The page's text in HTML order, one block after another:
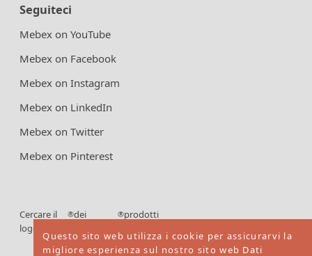
Seguiteci
Mebex on YouTube
Mebex on Facebook
Mebex on Instagram
Mebex on LinkedIn
Mebex on Twitter
Mebex on Pinterest
Cercare il
logo FSC
®dei
FSC
®prodotti
Questo sito web utilizza i cookie per assicurarvi la
migliore esperienza sul nostro sito web Dati